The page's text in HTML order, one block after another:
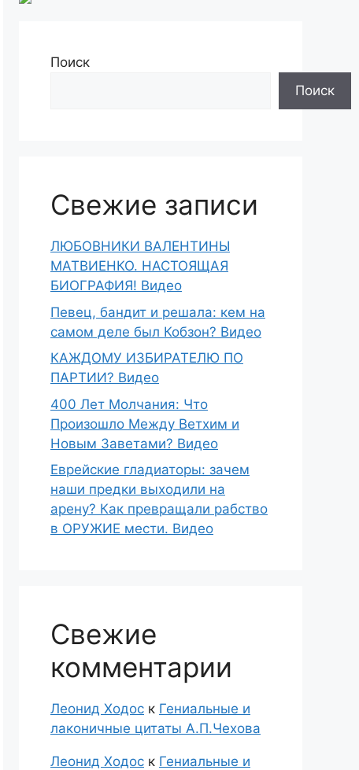
Поиск
Поиск
Свежие записи
ЛЮБОВНИКИ ВАЛЕНТИНЫ
МАТВИЕНКО. НАСТОЯЩАЯ
БИОГРАФИЯ! Видео
Певец, бандит и решала: кем на
самом деле был Кобзон? Видео
КАЖДОМУ ИЗБИРАТЕЛЮ ПО
ПАРТИИ? Видео
400 Лет Молчания: Что
Произошло Между Ветхим и
Новым Заветами? Видео
Еврейские гладиаторы: зачем
наши предки выходили на
арену? Как превращали рабство
в ОРУЖИЕ мести. Видео
Свежие
комментарии
Леонид Ходос к Гениальные и
лаконичные цитаты А.П.Чехова
Леонид Ходос к Гениальные и